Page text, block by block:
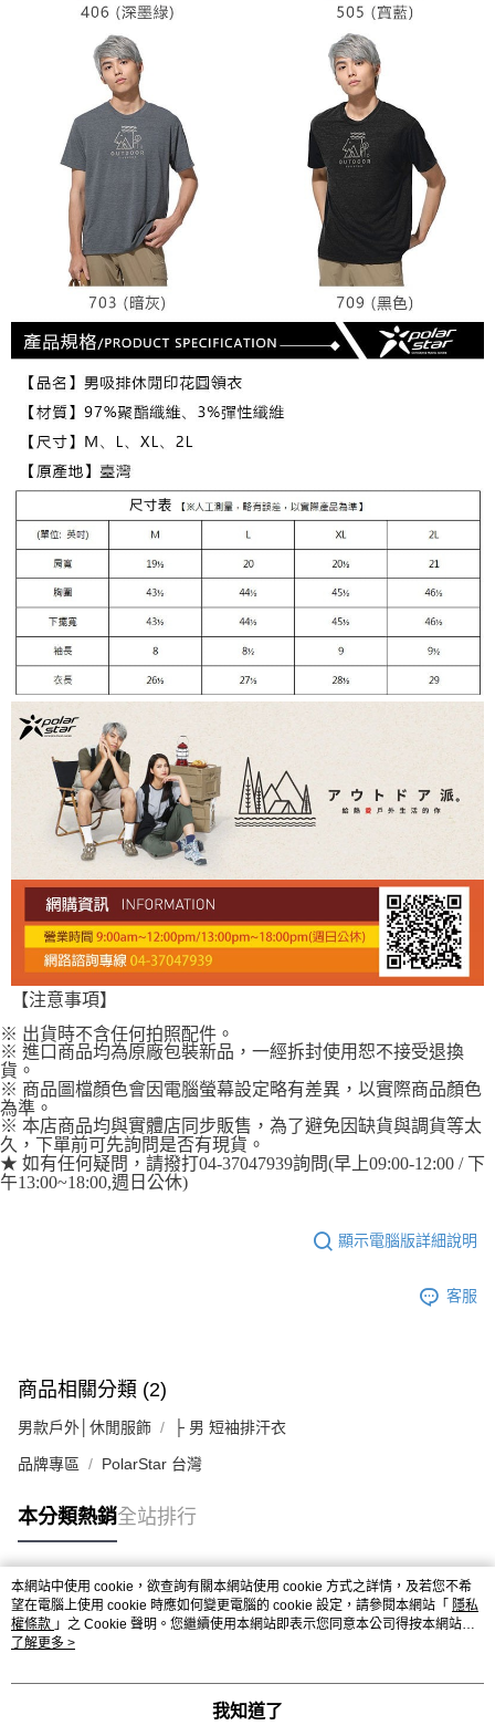
【注意事項】
※ 出貨時不含任何拍照配件。
※ 進口商品均為原廠包裝新品，一經拆封使用恕不接受退換
貨。
※ 商品圖檔顏色會因電腦螢幕設定略有差異，以實際商品顏色
為準。
※ 本店商品均與實體店同步販售，為了避免因缺貨與調貨等太
久，下單前可先詢問是否有現貨。
★ 如有任何疑問，請撥打04-37047939詢問(早上09:00-12:00 / 下
午13:00~18:00,週日公休)
顯示電腦版詳細說明
客服
商品相關分類 (2)
男款戶外│休閒服飾 ├ 男 短袖排汗衣
品牌專區 PolarStar 台灣
本分類熱銷全站排行
熱門標籤
本網站中使用 cookie，欲查詢有關本網站使用 cookie 方式之詳情，及若您不希
望在電腦上使用 cookie 時應如何變更電腦的 cookie 設定，請參閱本網站「 隱私
權條款 」之 Cookie 聲明。您繼續使用本網站即表示您同意本公司得按本網站使
用條款之 Cookie 聲明使用 cookie。
了解更多 >
我知道了